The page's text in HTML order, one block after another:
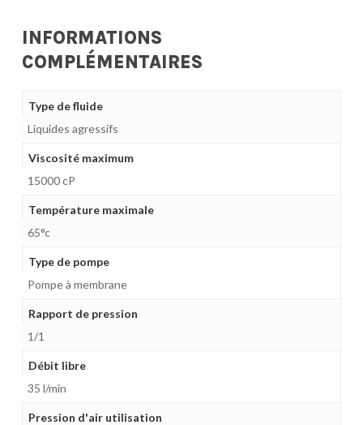
INFORMATIONS
COMPLÉMENTAIRES
Type de fluide
Liquides agressifs
Viscosité maximum
15000 cP
Température maximale
65°c
Type de pompe
Pompe à membrane
Rapport de pression
1/1
Débit libre
35 l/min
Pression d'air utilisation